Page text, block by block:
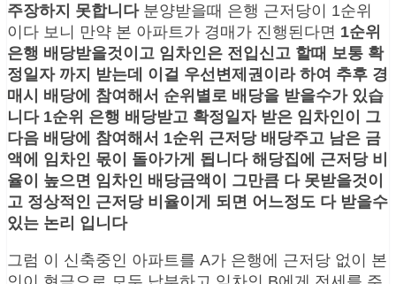
주장하지 못합니다분양받을때 은행 근저당이 1순위
이다 보니 만약 본 아파트가 경매가 진행된다면 1순위
은행 배당받을것이고 임차인은 전입신고 할때 보통 확
정일자 까지 받는데 이걸 우선변제권이라 하여 추후 경
매시 배당에 참여해서 순위별로 배당을 받을수가 있습
니다 1순위 은행 배당받고 확정일자 받은 임차인이 그
다음 배당에 참여해서 1순위 근저당 배당주고 남은 금
액에 임차인 몫이 돌아가게 됩니다 해당집에 근저당 비
율이 높으면 임차인 배당금액이 그만큼 다 못받을것이
고 정상적인 근저당 비율이게 되면 어느정도 다 받을수
있는 논리 입니다
그럼 이 신축중인 아파트를 A가 은행에 근저당 없이 본